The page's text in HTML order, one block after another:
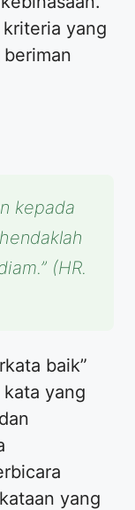
yang
kepada
(HR.
baik”
yang
yang